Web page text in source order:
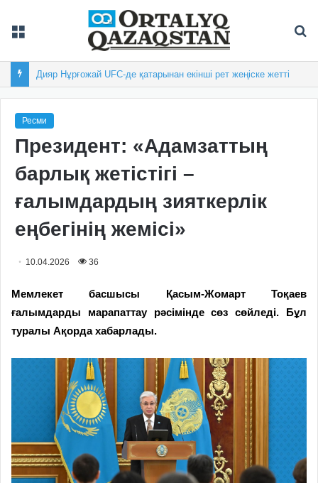
Дияр Нұрғожай UFC-де қатарынан екінші рет жеңіске жетті
Ресми
Президент: «Адамзаттың
барлық жетістігі –
ғалымдардың зияткерлік
еңбегінің жемісі»
10.04.2026 36
Мемлекет басшысы Қасым-Жомарт Тоқаев
ғалымдарды марапаттау рәсімінде сөз сөйледі. Бұл
туралы Ақорда хабарлады.